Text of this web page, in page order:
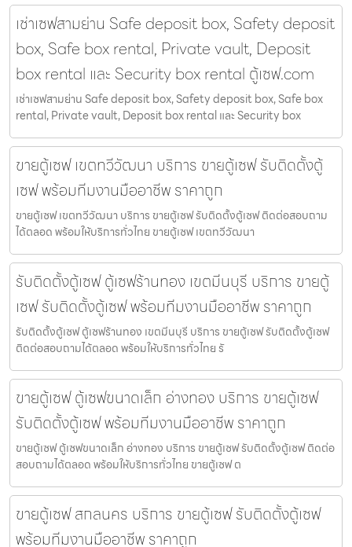
เช่าเซฟสามย่าน Safe deposit box, Safety deposit
box, Safe box rental, Private vault, Deposit
box rental และ Security box rental ตู้เซฟ.com
เช่าเซฟสามย่าน Safe deposit box, Safety deposit box, Safe box
rental, Private vault, Deposit box rental และ Security box
ขายตู้เซฟ เขตทวีวัฒนา บริการ ขายตู้เซฟ รับติดตั้งตู้
เซฟ พร้อมทีมงานมืออาชีพ ราคาถูก
ขายตู้เซฟ เขตทวีวัฒนา บริการ ขายตู้เซฟ รับติดตั้งตู้เซฟ ติดต่อสอบถาม
ได้ตลอด พร้อมให้บริการทั่วไทย ขายตู้เซฟ เขตทวีวัฒนา
รับติดตั้งตู้เซฟ ตู้เซฟร้านทอง เขตมีนบุรี บริการ ขายตู้
เซฟ รับติดตั้งตู้เซฟ พร้อมทีมงานมืออาชีพ ราคาถูก
รับติดตั้งตู้เซฟ ตู้เซฟร้านทอง เขตมีนบุรี บริการ ขายตู้เซฟ รับติดตั้งตู้เซฟ
ติดต่อสอบถามได้ตลอด พร้อมให้บริการทั่วไทย รั
ขายตู้เซฟ ตู้เซฟขนาดเล็ก อ่างทอง บริการ ขายตู้เซฟ
รับติดตั้งตู้เซฟ พร้อมทีมงานมืออาชีพ ราคาถูก
ขายตู้เซฟ ตู้เซฟขนาดเล็ก อ่างทอง บริการ ขายตู้เซฟ รับติดตั้งตู้เซฟ ติดต่อ
สอบถามได้ตลอด พร้อมให้บริการทั่วไทย ขายตู้เซฟ ต
ขายตู้เซฟ สกลนคร บริการ ขายตู้เซฟ รับติดตั้งตู้เซฟ
พร้อมทีมงานมืออาชีพ ราคาถูก